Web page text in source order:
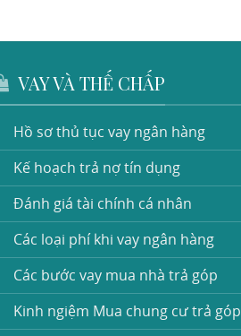
VAY VÀ THẾ CHẤP
Hồ sơ thủ tục vay ngân hàng
Kế hoạch trả nợ tín dụng
Đánh giá tài chính cá nhân
Các loại phí khi vay ngân hàng
Các bước vay mua nhà trả góp
Kinh ngiệm Mua chung cư trả góp